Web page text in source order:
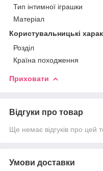
Тип інтимної іграшки
Матеріал
Користувальницькі
Розділ
Країна походження
Приховати
Відгуки про товар
Ще немає відгуків про цей
Умови доставки